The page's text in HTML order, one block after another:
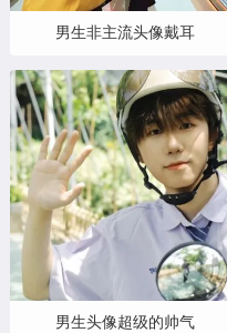
男生非主流头像戴耳
男生头像超级的帅气